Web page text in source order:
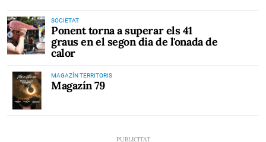
SOCIETAT
Ponent torna a superar els 41
graus en el segon dia de l'onada de
calor
MAGAZÍN TERRITORIS
Magazín 79